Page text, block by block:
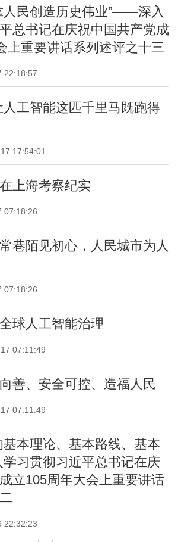
人民创造历史伟业”——深入
总书记在庆祝中国共产党成
上重要讲话系列述评之十三
22:18:57
人工智能这匹千里马既跑得
17:54:01
上海考察纪实
07:18:26
巷陌见初心，人民城市为人
07:18:26
球人工智能治理
07:11:49
善、安全可控、造福人民
07:11:49
基本理论、基本路线、基本
习贯彻习近平总书记在庆
立105周年大会上重要讲话
22:32:23